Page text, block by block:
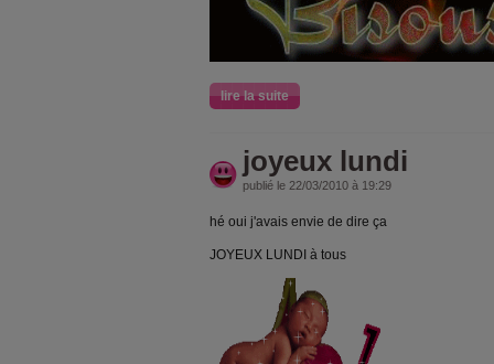
lire la suite
joyeux lundi
publié le 22/03/2010 à 19:29
hé oui j'avais envie de dire ça
JOYEUX LUNDI à tous